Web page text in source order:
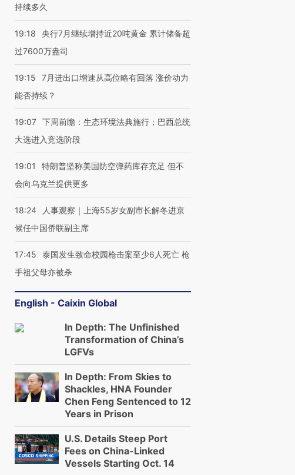
持续多久
19:18
央行7月继续增持近20吨黄金 累计储备超
过7600万盎司
19:15
7月进出口增速从高位略有回落 涨价动力
能否持续？
19:07 下周前瞻：生态环境法典施行；巴西总统
大选进入竞选阶段
19:01
特朗普坚称美国防空弹药库存充足 但不
会向乌克兰提供更多
18:24
人事观察｜上海55岁女副市长解冬进京
候任中国侨联副主席
17:45
泰国发生致命校园枪击案至少6人死亡 枪
手祖父母亦被杀
English - Caixin Global
In Depth: The Unfinished
Transformation of China’s
LGFVs
In Depth: From Skies to
Shackles, HNA Founder
Chen Feng Sentenced to 12
Years in Prison
U.S. Details Steep Port
Fees on China-Linked
Vessels Starting Oct. 14